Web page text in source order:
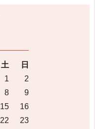
土
日
1
2
8
9
15
16
22
23